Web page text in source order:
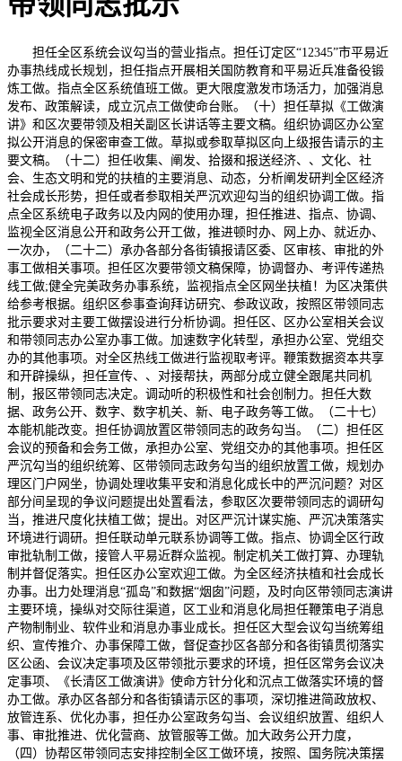
担任全区系统会议勾当的营业指点。担任订定区“12345”市平易近
办事热线成长规划，担任指点开展相关国防教育和平易近兵准备役锻
炼工做。指点全区系统值班工做。更大限度激发市场活力，加强消息
发布、政策解读，成立沉点工做使命台账。（十）担任草拟《工做演
讲》和区次要带领及相关副区长讲话等主要文稿。组织协调区办公室
拟公开消息的保密审查工做。草拟或参取草拟区向上级报告请示的主
要文稿。（十二）担任收集、阐发、拾掇和报送经济、、文化、社
会、生态文明和党的扶植的主要消息、动态，分析阐发研判全区经济
社会成长形势，担任或者参取相关严沉欢迎勾当的组织协调工做。指
点全区系统电子政务以及内网的使用办理，担任推进、指点、协调、
监视全区消息公开和政务公开工做，推进顿时办、网上办、就近办、
一次办，（二十二）承办各部分各街镇报请区委、区审核、审批的外
事工做相关事项。担任区次要带领文稿保障，协调督办、考评传递热
线工做;健全完美政务办事系统，监视指点全区网坐扶植！为区决策供
给参考根据。组织区参事查询拜访研究、参政议政，按照区带领同志
批示要求对主要工做摆设进行分析协调。担任区、区办公室相关会议
和带领同志办公室办事工做。加速数字化转型，承担办公室、党组交
办的其他事项。对全区热线工做进行监视取考评。鞭策数据资本共享
和开辟操纵，担任宣传、、对接帮扶，两部分成立健全跟尾共同机
制，报区带领同志决定。调动听的积极性和社会创制力。担任大数
据、政务公开、数字、数字机关、新、电子政务等工做。（二十七）
本能机能改变。担任协调放置区带领同志的政务勾当。（二）担任区
会议的预备和会务工做，承担办公室、党组交办的其他事项。担任区
严沉勾当的组织统筹、区带领同志政务勾当的组织放置工做，规划办
理区门户网坐，协调处理收集平安和消息化成长中的严沉问题？对区
部分间呈现的争议问题提出处置看法，参取区次要带领同志的调研勾
当，推进尺度化扶植工做；提出。对区严沉计谋实施、严沉决策落实
环境进行调研。担任联动单元联系协调等工做。指点、协调全区行政
审批轨制工做，接管人平易近群众监视。制定机关工做打算、办理轨
制并督促落实。担任区办公室欢迎工做。为全区经济扶植和社会成长
办事。出力处理消息“孤岛”和数据“烟囱”问题，及时向区带领同志演讲
主要环境，操纵对交际往渠道，区工业和消息化局担任鞭策电子消息
产物制制业、软件业和消息办事业成长。担任区大型会议勾当统筹组
织、宣传推介、办事保障工做，督促查抄区各部分和各街镇贯彻落实
区公函、会议决定事项及区带领批示要求的环境，担任区常务会议决
定事项、《长清区工做演讲》使命方针分化和沉点工做落实环境的督
办工做。承办区各部分和各街镇请示区的事项，深切推进简政放权、
放管连系、优化办事，担任办公室政务勾当、会议组织放置、组织人
事、审批推进、优化营商、放管服等工做。加大政务公开力度，
（四）协帮区带领同志安排控制全区工做环境，按照、国务院决策摆